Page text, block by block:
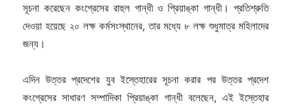
সূচনা করেছেন কংগ্রেসের রাহুল গান্ধী ও প্রিয়াঙ্কা গান্ধী। প্রতিশ্রুতি
দেওয়া হয়েছে ২০ লক্ষ কর্মসংস্থানের, তার মধ্যে ৮ লক্ষ শুধুমাত্র মহিলাদের
জন্য।
এদিন উত্তর প্রদেশের যুব ইস্তেহারের সূচনা করার পর উত্তর প্রদেশ
কংগ্রেসের সাধারণ সম্পাদিকা প্রিয়াঙ্কা গান্ধী বলেছেন, এই ইস্তেহার